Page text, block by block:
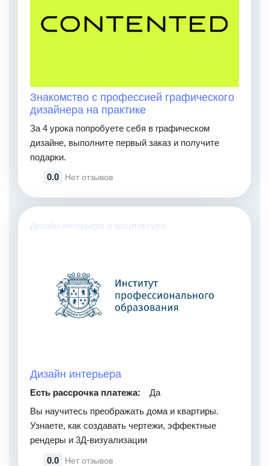
Знакомство с профессией графического
дизайнера на практике
За 4 урока попробуете себя в графическом
дизайне, выполните первый заказ и получите
подарки.
0.0
Нет отзывов
Дизайн интерьера и архитектура
Дизайн интерьера
Есть рассрочка платежа:
Да
Вы научитесь преображать дома и квартиры.
Узнаете, как создавать чертежи, эффектные
рендеры и 3Д-визуализации
0.0
Нет отзывов